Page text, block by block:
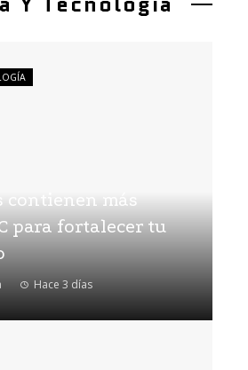
contienen más
para fortalecer tu
Hace 3 días